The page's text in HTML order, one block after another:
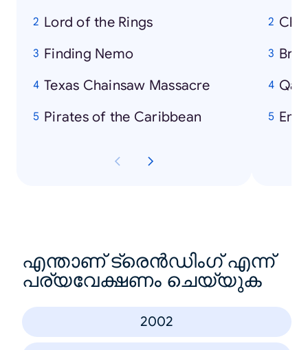
Lord of the Rings
Finding Nemo
Texas Chainsaw Massacre
Pirates of the Caribbean
എന്താണ് ട്രെൻഡിംഗ് എന്ന്
പര്യവേക്ഷണം ചെയ്യുക
2002